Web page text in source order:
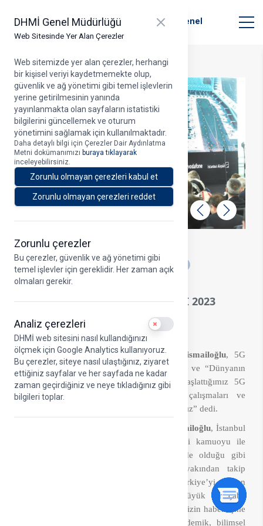
DHMİ Genel Müdürlüğü
Web Sitesinde Yer Alan Çerezler
Close panel
Web sitemizde yer alan çerezler, herhangi
bir kişisel veriyi kaydetmemekte olup,
güvenlik ve ağ yönetimi gibi temel işlevlerin
yerine getirilmesinin yanında
yayınlanmakta olan sayfaların istatistiki
bilgilerini güncellemek ve oturum
yönetimini sağlamak için kullanılmaktadır.
Daha detaylı bilgi için Çerezler Dair Aydınlatma
Metni dokümanımızı buraya tıklayarak
inceleyebilirsiniz.
Zorunlu olmayan çerezleri kabul et
Zorunlu olmayan çerezleri reddet
Zorunlu çerezler
Bu çerezler, güvenlik ve ağ yönetimi gibi
temel işlevler için gereklidir. Her zaman açık
olmaları gerekir.
Analiz çerezleri Use setting
DHMİ web sitesini nasıl kullandığınızı
ölçmek için Google Analytics kullanıyoruz.
Bu çerezler, siteye nasıl ulaştığınız, ziyaret
ettiğiniz sayfalar ve her sayfada ne kadar
zaman geçirdiğiniz ve neye tıkladığınız gibi
bilgileri toplar.
Devlet Hava Meydanları İşletmesi Genel
Müdürlüğü
Geri İleri
A
ULAŞTIRMA VE ALTYAPI BAKANI
KARAİSMAİLOĞLU: 5G İHALESİNİ 2023
Ulaştırma ve Altyapı Bakanı Adil Karaismailoğlu, 5G
ihalesinin 2023 yılında yapılacağını bildirdi ve “Dünyanın
transit merkezi İstanbul Havalimanı’nda başlattığımız 5G
kıvılcımını 3 babayiğit operatörümüzün çalışmaları ve
vizyonuyla ülkemizin dört bir yanına yayacağız” dedi.
Ulaştırma ve Altyapı Bakanı Adil Karaismailoğlu, İstanbul
Havalimanı’nda 5G ile ilgili gelinen süreci kamuoyu ile
paylaştı. Bakanlık olarak, bütün sektörlerde olduğu gibi
haberleşme alanlarındaki gelişimleri de yakından takip
, “Türkiye’yi çağın
ötesindeki yeniliklerle buluşturmak için büyük bir çaba
gösteriyoruz. Ulaştırma da olduğu gibi ülkemizin haberleşme
altyapısını da devlet aklıyla planlıyor, akademik, bilimsel